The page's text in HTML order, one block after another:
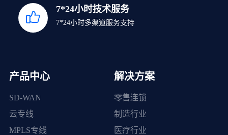
7*24小时技术服务
7*24小时多渠道服务支持
产品中心
SD-WAN
云专线
MPLS专线
解决方案
零售连锁
制造行业
医疗行业